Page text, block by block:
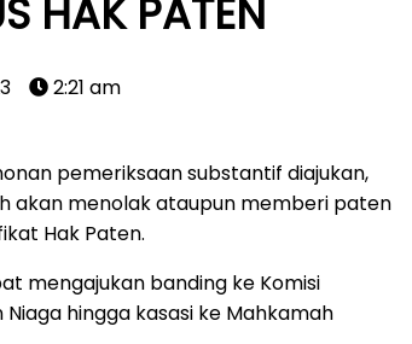
HAK PATEN
2:21 am
pemeriksaan substantif diajukan,
akan menolak ataupun memberi paten
Hak Paten.
mengajukan banding ke Komisi
hingga kasasi ke Mahkamah